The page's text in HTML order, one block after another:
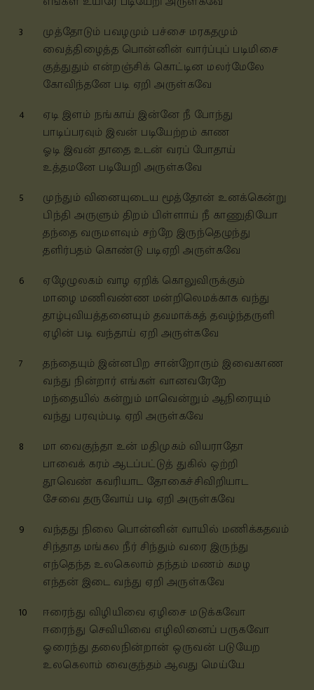
3
முத்தோடும் பவழமும் பச்சை மரகதமும்
வைத்திழைத்த பொன்னின் வார்ப்புப் படிமிசை
குத்துதும் என்றஞ்சிக் கொட்டின மலர்மேலே
கோவிந்தனே படி ஏறி அருள்கவே
4
ஏடி இளம் நங்காய் இன்னே நீ போந்து
பாடிப்பரவும் இவன் படியேற்றம் காண
ஓடி இவன் தாதை உடன் வரப் போதாய்
உத்தமனே படியேறி அருள்கவே
5
முந்தும் வினையுடைய மூத்தோன் உனக்கென்று
பிந்தி அருளும் திறம் பிள்ளாய் நீ காணுதியோ
தந்தை வருமளவும் சற்றே இருந்தெழுந்து
தளிர்பதம் கொண்டு படிஏறி அருள்கவே
6
ஏழேழுலகம் வாழ ஏறிக் கொலுவிருக்கும்
மாழை மணிவண்ண மன்றிலெமக்காக வந்து
தாழ்புவியத்தனையும் தவமாக்கத் தவழ்ந்தருளி
ஏழின் படி வந்தாய் ஏறி அருள்கவே
7
தந்தையும் இன்னபிற சான்றோரும் இவைகாண
வந்து நின்றார் எங்கள் வானவரேறே
மந்தையில் கன்றும் மாவென்றும் ஆநிரையும்
வந்து பரவும்படி ஏறி அருள்கவே
8
மா வைகுந்தா உன் மதிமுகம் வியராதோ
பாவைக் கரம் ஆடப்பட்டுத் துகில் ஒற்றி
தூவெண் கவரியாட தோகைச்சிவிறியாட
சேவை தருவோய் படி ஏறி அருள்கவே
9
வந்தது நிலை பொன்னின் வாயில் மணிக்கதவம்
சிந்தாத மங்கல நீர் சிந்தும் வரை இருந்து
எந்தெந்த உலகெலாம் தந்தம் மணம் கமழ
எந்தன் இடை வந்து ஏறி அருள்கவே
10
ஈரைந்து விழியிவை ஏழிசை மடுக்கவோ
ஈரைந்து செவியிவை எழிலினைப் பருகவோ
ஓரைந்து தலைநின்றான் ஒருவன் படுயேற
உலகெலாம் வைகுந்தம் ஆவது மெய்யே